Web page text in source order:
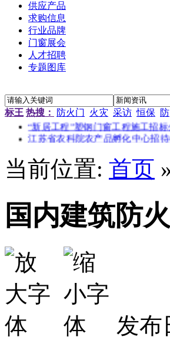
供应产品
求购信息
行业品牌
门窗展会
人才招聘
专题图库
标王 热搜： 防火门 火灾 采访 恒保 防
“新居工程”塑钢门窗工程施工招
江苏省农科院农产品孵化中心招
金江小区防火窗安装招标
南京通信研发基地防火门窗采购
资料档案库房铝合金防火窗采购
金江小区防火窗安装招标
当前位置: 首页
国内建筑防
发布